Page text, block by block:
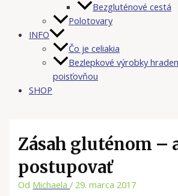
Bezgluténové cestá
Polotovary
INFO
Čo je celiakia
Bezlepkové výrobky
poisťovňou
SHOP
Zásah gluténom –
postupovať
Od Michaela/ 29. marca 2017